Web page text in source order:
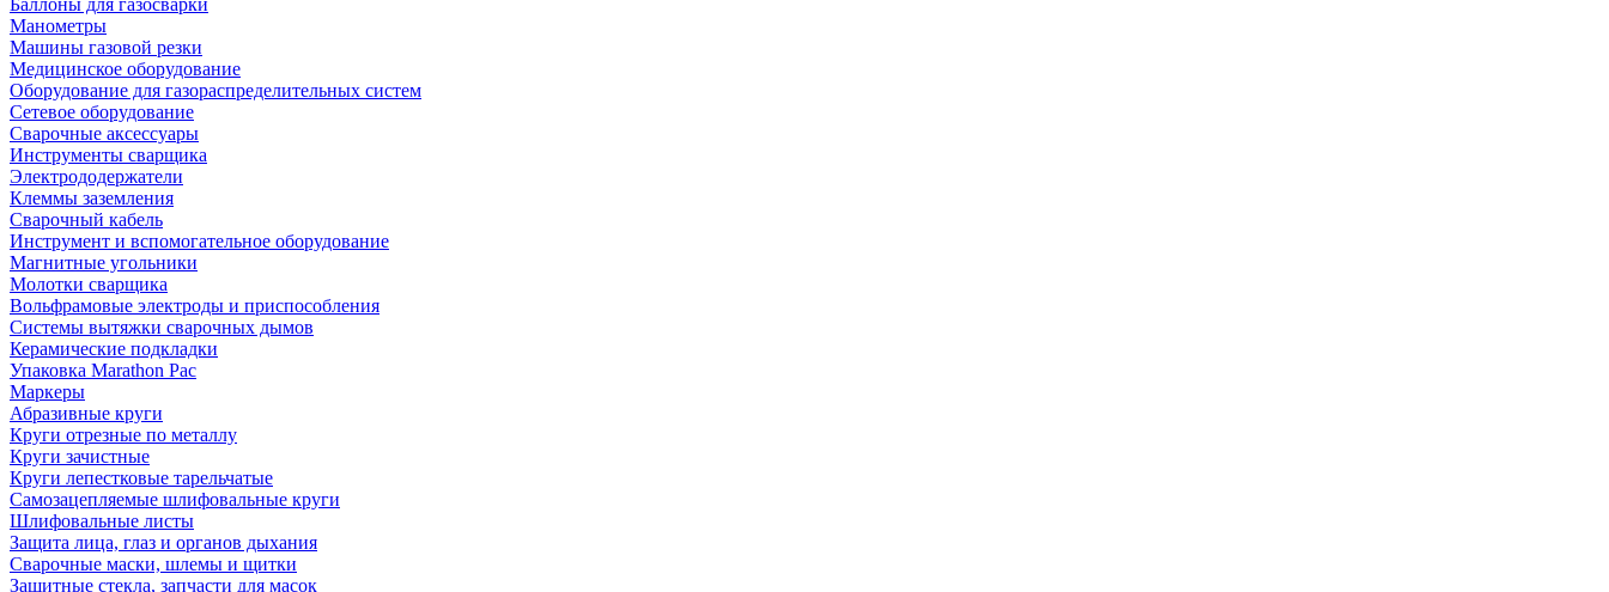
Баллоны для газосварки
Манометры
Машины газовой резки
Медицинское оборудование
Оборудование для газораспределительных систем
Сетевое оборудование
Сварочные аксессуары
Инструменты сварщика
Электрододержатели
Клеммы заземления
Сварочный кабель
Инструмент и вспомогательное оборудование
Магнитные угольники
Молотки сварщика
Вольфрамовые электроды и приспособления
Системы вытяжки сварочных дымов
Керамические подкладки
Упаковка Marathon Pac
Маркеры
Абразивные круги
Круги отрезные по металлу
Круги зачистные
Круги лепестковые тарельчатые
Самозацепляемые шлифовальные круги
Шлифовальные листы
Защита лица, глаз и органов дыхания
Сварочные маски, шлемы и щитки
Защитные стекла, запчасти для масок